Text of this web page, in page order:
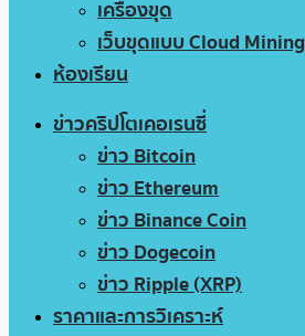
เครื่องขุด
เว็บขุดแบบ Cloud Mining
ห้องเรียน
ข่าวคริปโตเคอเรนซี่
ข่าว Bitcoin
ข่าว Ethereum
ข่าว Binance Coin
ข่าว Dogecoin
ข่าว Ripple (XRP)
ราคาและการวิเคราะห์